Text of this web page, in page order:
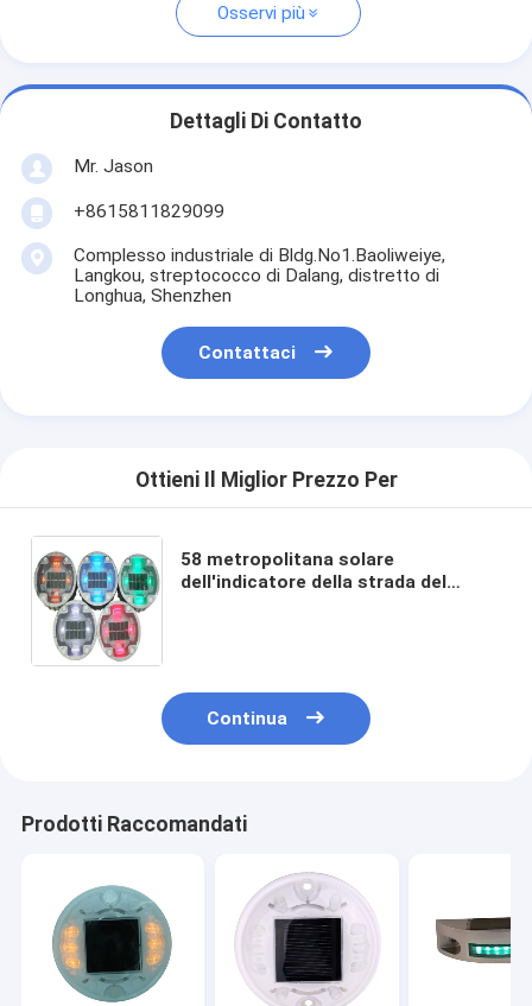
Osservi più
Dettagli Di Contatto
Mr. Jason
+8615811829099
Complesso industriale di Bldg.No1.Baoliweiye,
Langkou, streptococco di Dalang, distretto di
Longhua, Shenzhen
Contattaci
Ottieni Il Miglior Prezzo Per
58 metropolitana solare
dell'indicatore della strada del
Continua
Prodotti Raccomandati